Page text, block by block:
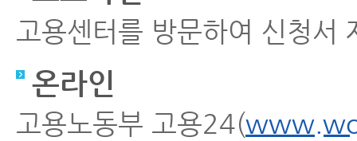
고용센터를 방문하여 신청서
온라인
고용노동부 고용24(